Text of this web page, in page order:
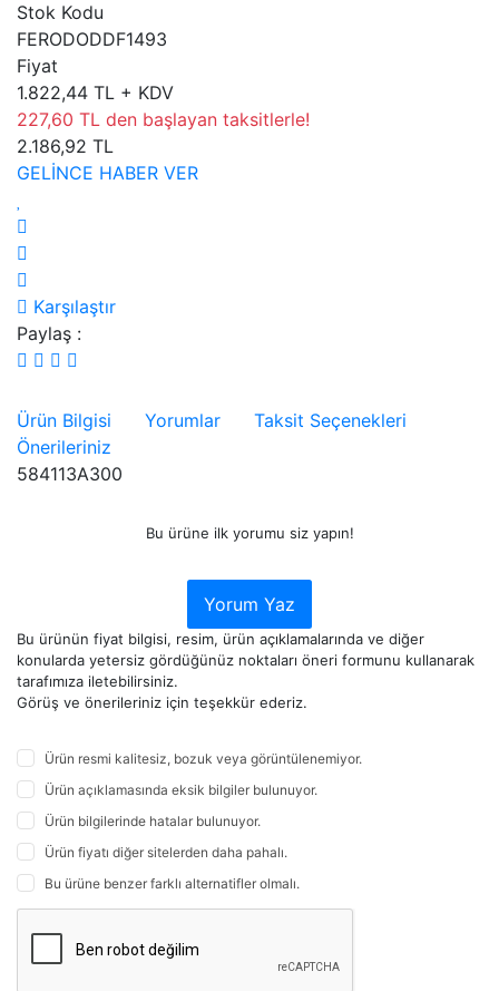
Stok Kodu
FERODODDF1493
Fiyat
1.822,44 TL + KDV
227,60 TL den başlayan taksitlerle!
2.186,92 TL
GELİNCE HABER VER
Karşılaştır
Paylaş :
Ürün Bilgisi Yorumlar
Taksit Seçenekleri
Önerileriniz
584113A300
Bu ürüne ilk yorumu siz yapın!
Yorum Yaz
Bu ürünün fiyat bilgisi, resim, ürün açıklamalarında ve diğer
konularda yetersiz gördüğünüz noktaları öneri formunu kullanarak
tarafımıza iletebilirsiniz.
Görüş ve önerileriniz için teşekkür ederiz.
Ürün resmi kalitesiz, bozuk veya görüntülenemiyor.
Ürün açıklamasında eksik bilgiler bulunuyor.
Ürün bilgilerinde hatalar bulunuyor.
Ürün fiyatı diğer sitelerden daha pahalı.
Bu ürüne benzer farklı alternatifler olmalı.